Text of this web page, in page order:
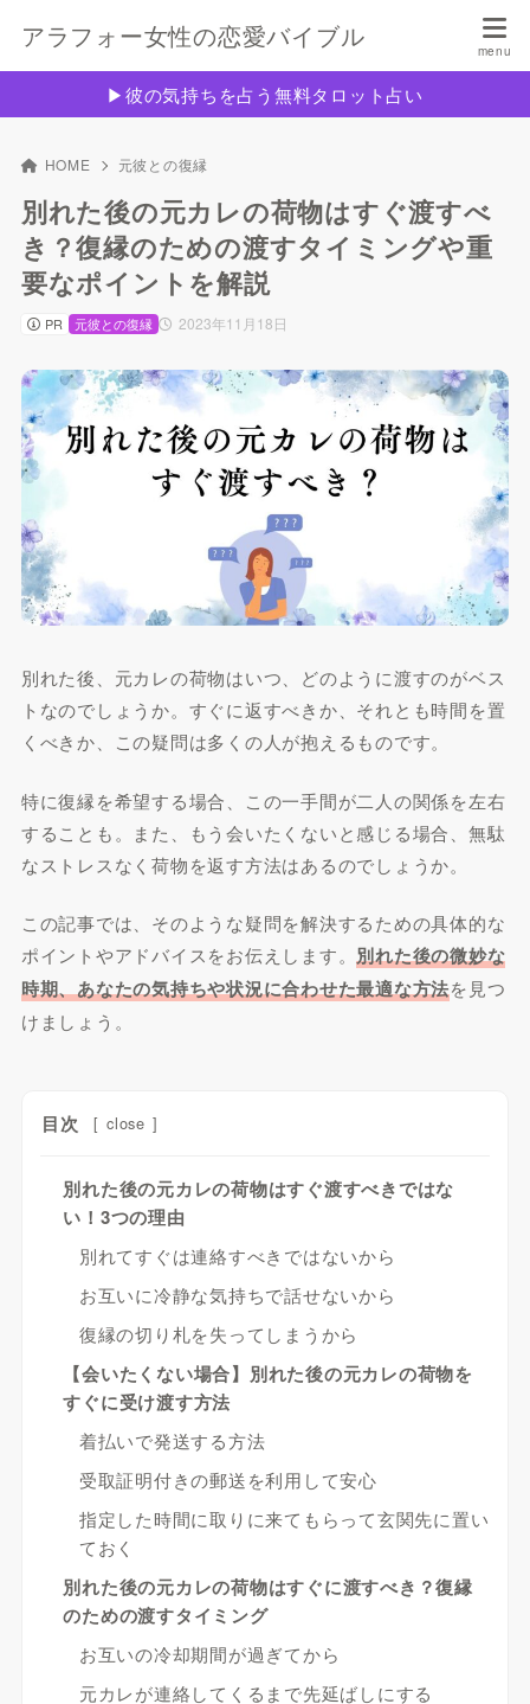
アラフォー女性の恋愛バイブル
▶︎彼の気持ちを占う無料タロット占い
HOME 元彼との復縁
別れた後の元カレの荷物はすぐ渡すべ
き？復縁のための渡すタイミングや重
要なポイントを解説
PR 2023年11月18日
元彼との復縁
別れた後、元カレの荷物はいつ、どのように渡すのがベス
トなのでしょうか。すぐに返すべきか、それとも時間を置
くべきか、この疑問は多くの人が抱えるものです。
特に復縁を希望する場合、この一手間が二人の関係を左右
することも。また、もう会いたくないと感じる場合、無駄
なストレスなく荷物を返す方法はあるのでしょうか。
この記事では、そのような疑問を解決するための具体的な
ポイントやアドバイスをお伝えします。別れた後の微妙な
時期、あなたの気持ちや状況に合わせた最適な方法を見つ
けましょう。
目次 [ close ]
別れた後の元カレの荷物はすぐ渡すべきではな
い！3つの理由
別れてすぐは連絡すべきではないから
お互いに冷静な気持ちで話せないから
復縁の切り札を失ってしまうから
【会いたくない場合】別れた後の元カレの荷物を
すぐに受け渡す方法
着払いで発送する方法
受取証明付きの郵送を利用して安心
指定した時間に取りに来てもらって玄関先に置い
ておく
別れた後の元カレの荷物はすぐに渡すべき？復縁
のための渡すタイミング
お互いの冷却期間が過ぎてから
元カレが連絡してくるまで先延ばしにする